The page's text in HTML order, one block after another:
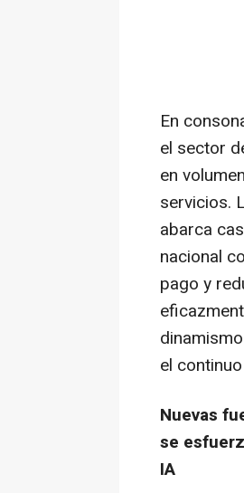
En
el sector
en
servicios.
abarca
nacional
pago y
el
Nuevas
se
IA